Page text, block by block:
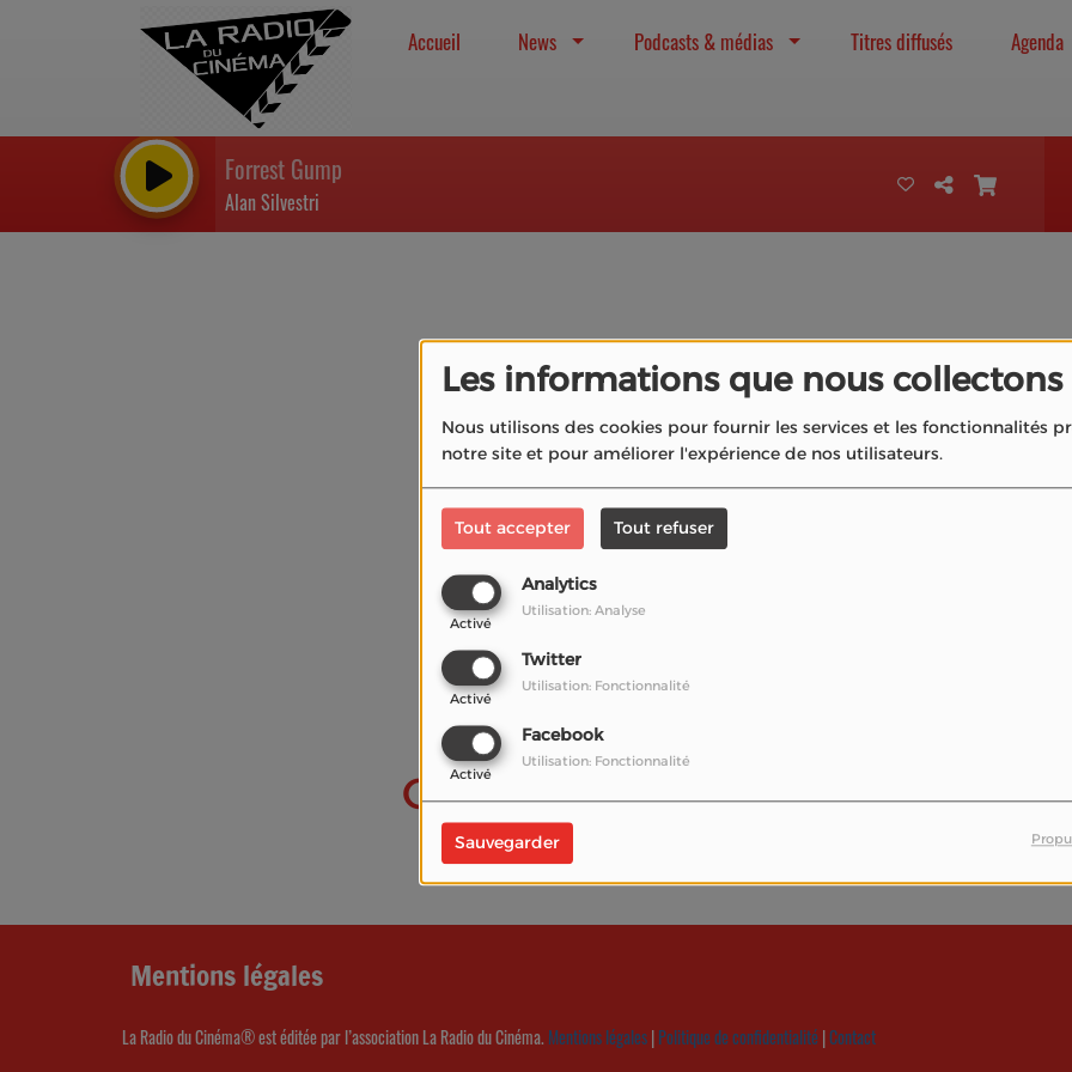
Les informations que nous collectons
Nous utilisons des cookies pour fournir les services et les fonctionnalités
notre site et pour améliorer l'expérience de nos utilisateurs.
Tout accepter Tout refuser
Analytics
Activé
Utilisation: Analyse
Twitter
Activé
Utilisation: Fonctionnalité
Facebook
Activé
Utilisation: Fonctionnalité
Sauvegarder
Accueil News Podcasts & médias Titres diffusés Agenda
Forrest Gump
Alan Silvestri
Oups, vous avez rencontré une
Il semble que la page que vous recherchez n’existe
Mentions légales
La Radio du Cinéma® est éditée par l’association La Radio du Cinéma. Mentions légales|Politique de confidentialité|Contact